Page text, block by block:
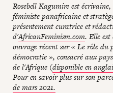
Rosebell Kagumire est
féministe panafricaine et
présentement curatrice et
d'AfricanFeminism.com. Elle
ouvrage récent sur « Le rôle
démocratie », consacré aux
de l'Afrique (disponible en
Pour en savoir plus sur son
de mars 2021.